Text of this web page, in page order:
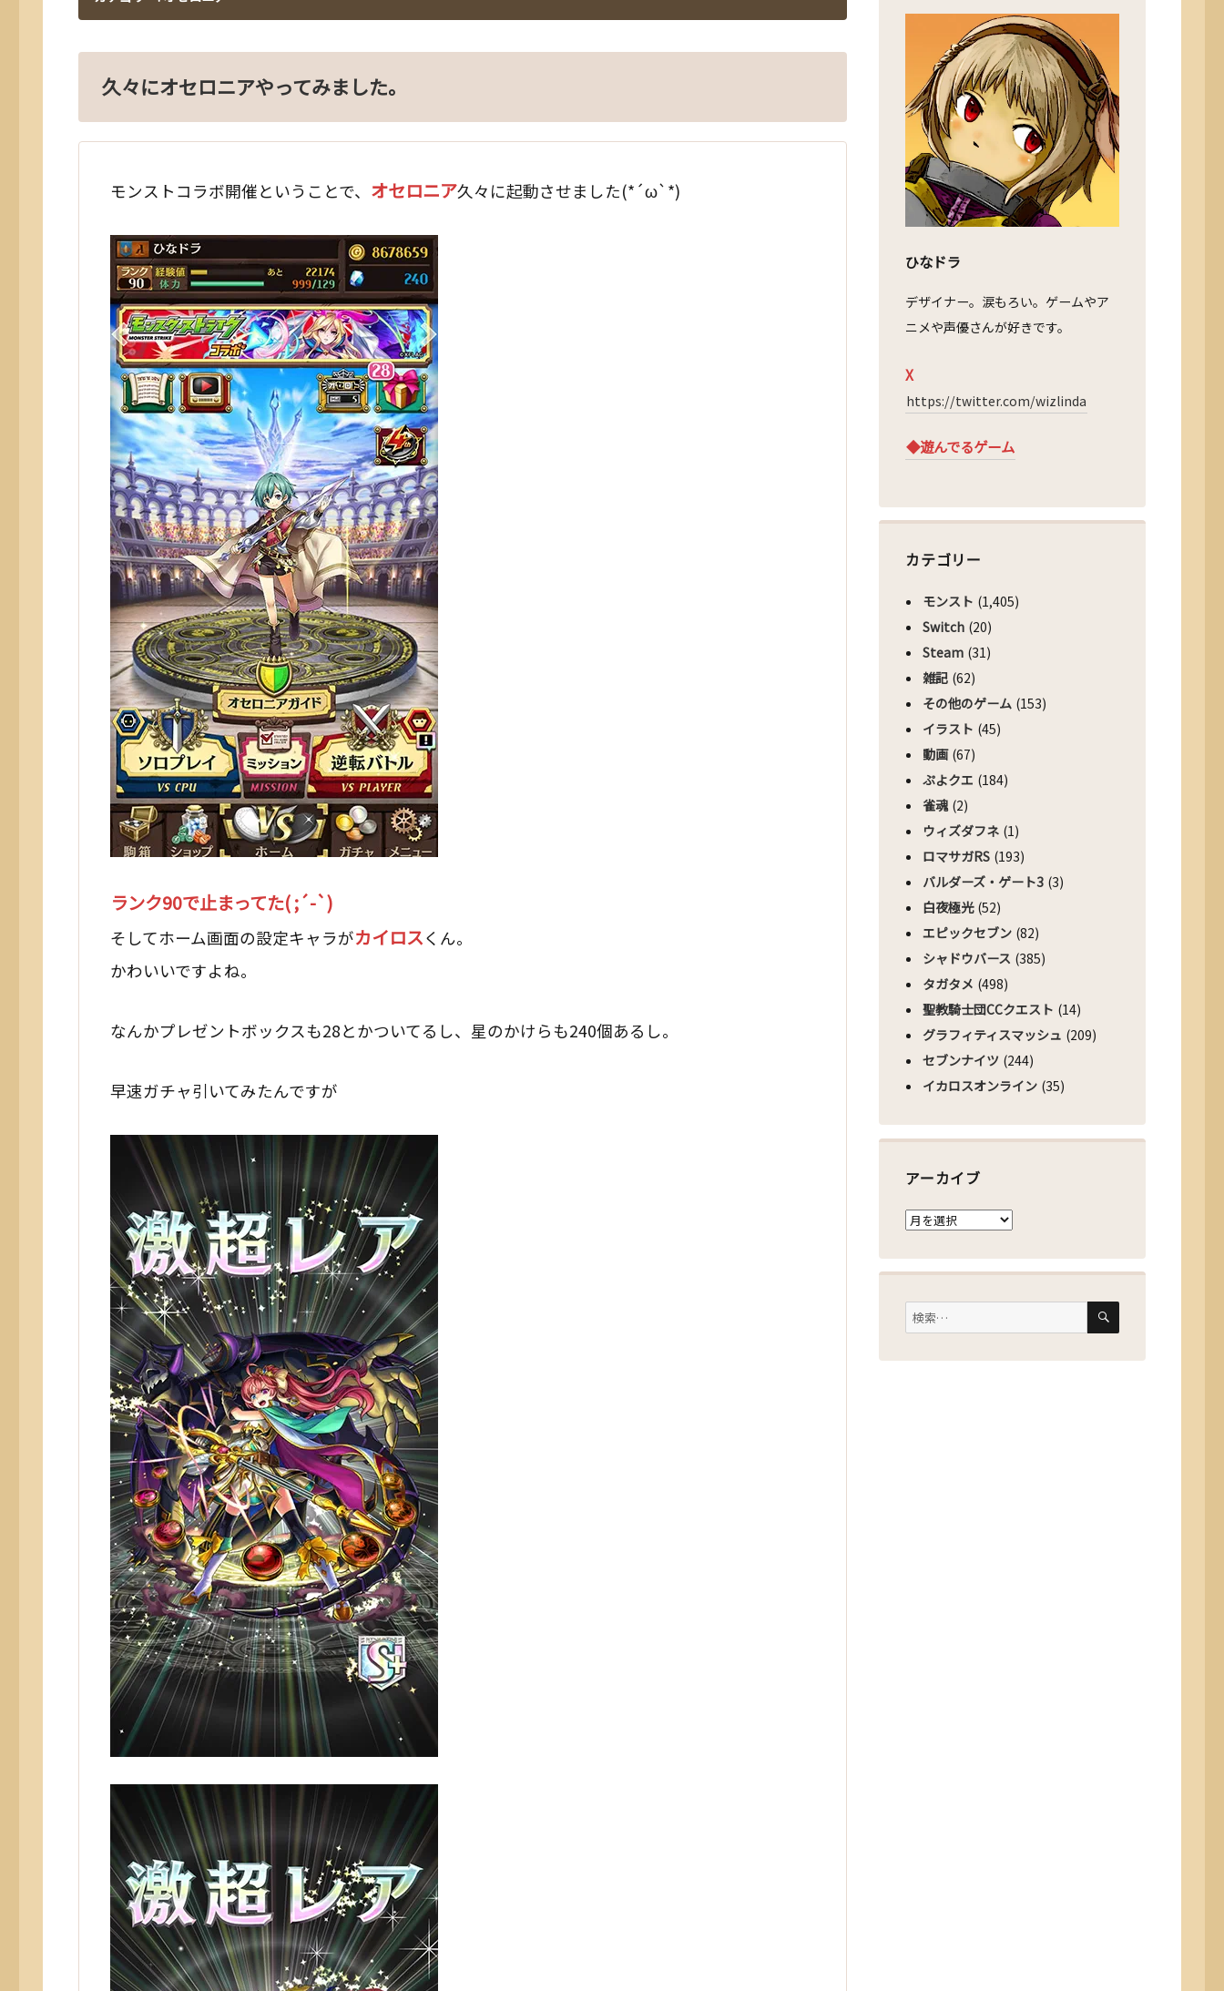
久々にオセロニアやってみました。
モンストコラボ開催ということで、 オセロニア久々に起動させました(*´ω`*)
ランク90で止まってた( ;´-`)
そしてホーム画面の設定キャラがカイロスくん。
かわいいですよね。
なんかプレゼントボックスも28とかついてるし、星のかけらも240個あるし。
早速ガチャ引いてみたんですが
ひなドラ
デザイナー。涙もろい。ゲームやア
ニメや声優さんが好きです。
X
https://twitter.com/wizlinda
◆遊んでるゲーム
カテゴリー
モンスト (1,405)
Switch (20)
Steam (31)
雑記 (62)
その他のゲーム (153)
イラスト (45)
動画(67)
ぷよクエ (184)
雀魂(2)
ウィズダフネ (1)
ロマサガRS (193)
バルダーズ・ゲート3 (3)
白夜極光(52)
エピックセブン (82)
シャドウバース (385)
タガタメ (498)
聖教騎士団CCクエスト (14)
グラフィティスマッシュ (209)
セブンナイツ (244)
イカロスオンライン (35)
アーカイブ
ア
カ
ブ
検
索:
検